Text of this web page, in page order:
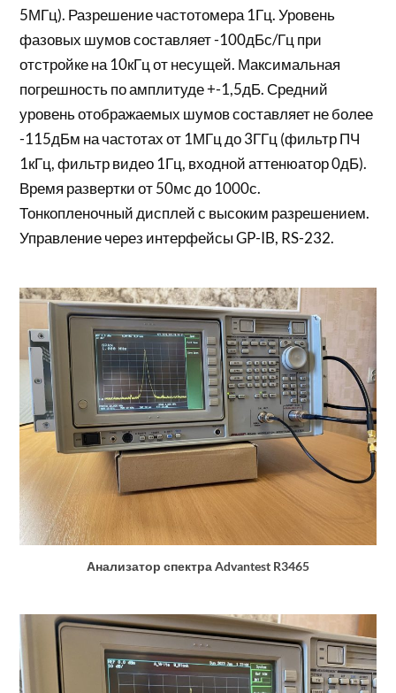
5МГц). Разрешение частотомера 1Гц. Уровень
фазовых шумов составляет -100дБс/Гц при
отстройке на 10кГц от несущей. Максимальная
погрешность по амплитуде +-1,5дБ. Средний
уровень отображаемых шумов составляет не более
-115дБм на частотах от 1МГц до 3ГГц (фильтр ПЧ
1кГц, фильтр видео 1Гц, входной аттенюатор 0дБ).
Время развертки от 50мс до 1000с.
Тонкопленочный дисплей с высоким разрешением.
Управление через интерфейсы GP-IB, RS-232.
Анализатор спектра Advantest R3465